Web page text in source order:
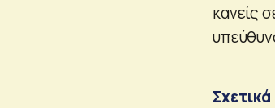
κανείς